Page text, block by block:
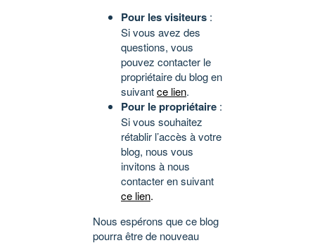
Pour les visiteurs :
Si vous avez des
questions, vous
pouvez contacter le
propriétaire du blog en
suivantce lien.
Pour le propriétaire :
Si vous souhaitez
rétablir l’accès à votre
blog, nous vous
invitons à nous
contacter en suivant
ce lien.
Nous espérons que ce blog
pourra être de nouveau